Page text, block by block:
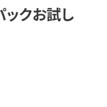
ックお試し